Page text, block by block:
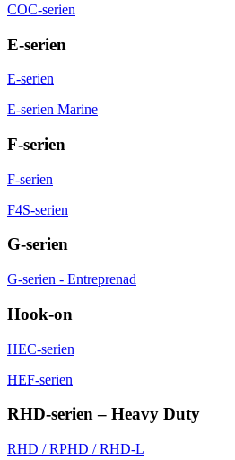
COC-serien
E-serien
E-serien
E-serien Marine
F-serien
F-serien
F4S-serien
G-serien
G-serien - Entreprenad
Hook-on
HEC-serien
HEF-serien
RHD-serien – Heavy Duty
RHD / RPHD / RHD-L